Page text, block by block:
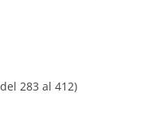
283 al 412)